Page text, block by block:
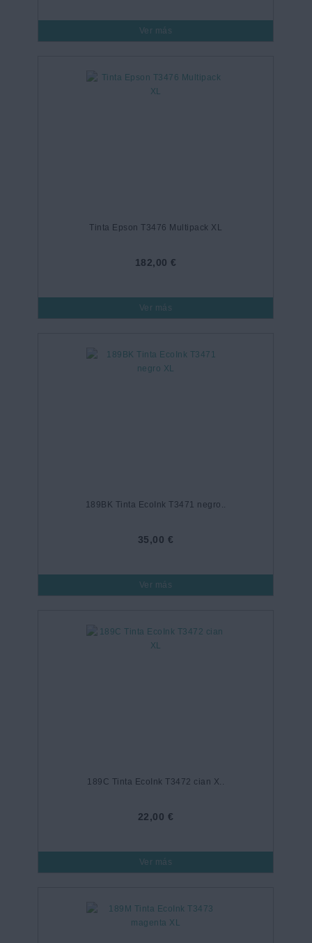
Ver más
Tinta Epson T3476 Multipack XL
182,00 €
Ver más
189BK Tinta EcoInk T3471 negro..
35,00 €
Ver más
189C Tinta EcoInk T3472 cian X..
22,00 €
Ver más